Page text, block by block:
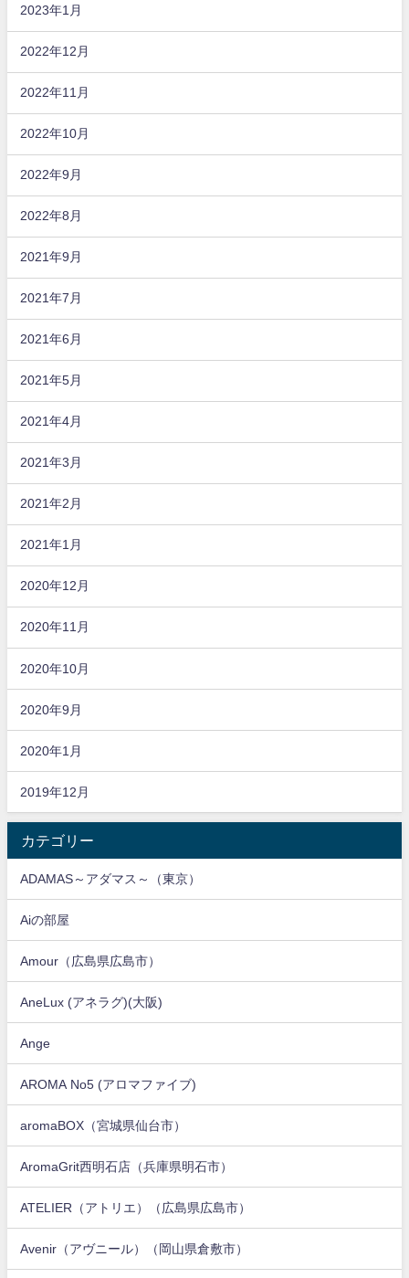
2023年1月
2022年12月
2022年11月
2022年10月
2022年9月
2022年8月
2021年9月
2021年7月
2021年6月
2021年5月
2021年4月
2021年3月
2021年2月
2021年1月
2020年12月
2020年11月
2020年10月
2020年9月
2020年1月
2019年12月
カテゴリー
ADAMAS～アダマス～（東京）
Aiの部屋
Amour（広島県広島市）
AneLux (アネラグ)(大阪)
Ange
AROMA No5 (アロマファイブ)
aromaBOX（宮城県仙台市）
AromaGrit西明石店（兵庫県明石市）
ATELIER（アトリエ）（広島県広島市）
Avenir（アヴニール）（岡山県倉敷市）